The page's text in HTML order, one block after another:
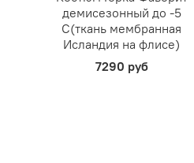
демисезонный до -5
С(ткань мембранная
Исландия на флисе)
7290 руб